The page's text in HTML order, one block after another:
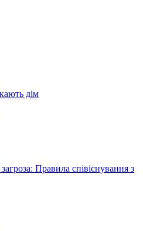
дім
Правила співіснування з